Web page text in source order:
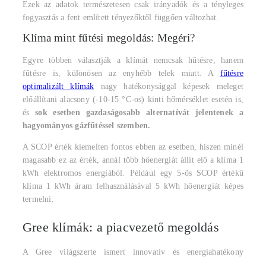
Ezek az adatok természetesen csak irányadók és a tényleges
fogyasztás a fent említett tényezőktől függően változhat.
Klíma mint fűtési megoldás: Megéri?
Egyre többen választják a klímát nemcsak hűtésre, hanem
fűtésre is, különösen az enyhébb telek miatt. A fűtésre
optimalizált klímák nagy hatékonysággal képesek meleget
előállítani alacsony (-10-15 °C-os) kinti hőmérséklet esetén is,
éssok esetben gazdaságosabb alternatívát jelentenek a
hagyományos gázfűtéssel szemben.
A SCOP érték kiemelten fontos ebben az esetben, hiszen minél
magasabb ez az érték, annál több hőenergiát állít elő a klíma 1
kWh elektromos energiából. Például egy 5-ös SCOP értékű
klíma 1 kWh áram felhasználásával 5 kWh hőenergiát képes
termelni.
Gree klímák: a piacvezető megoldás
A Gree világszerte ismert innovatív és energiahatékony